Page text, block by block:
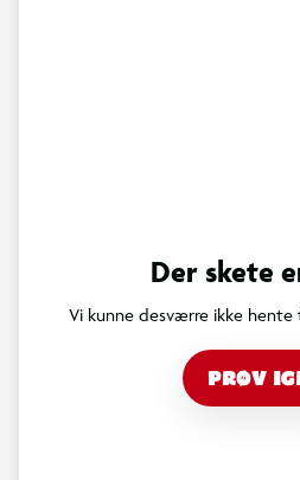
Der skete
Vi kunne desværre ikke hente
PRØV